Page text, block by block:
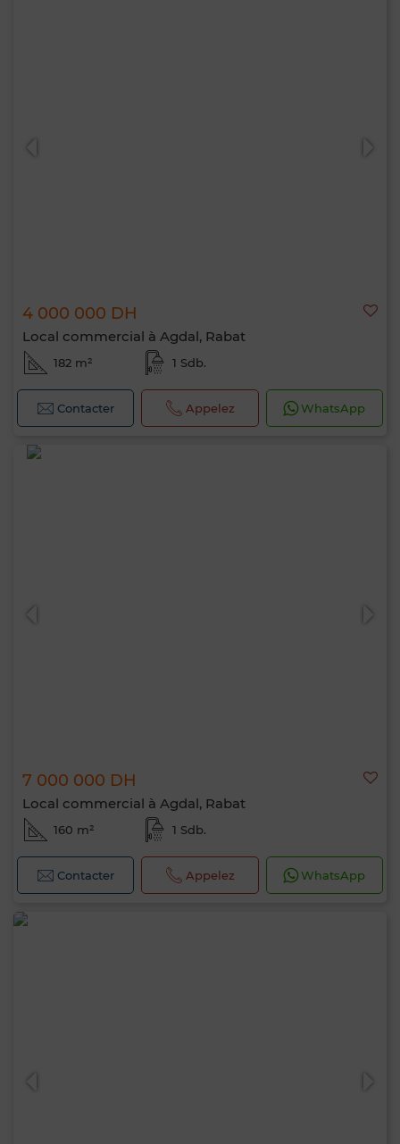
4 000 000 DH
Local commercial à Agdal, Rabat
182 m² 1 Sdb.
Contacter Appelez WhatsApp
7 000 000 DH
Local commercial à Agdal, Rabat
160 m² 1 Sdb.
Contacter Appelez WhatsApp